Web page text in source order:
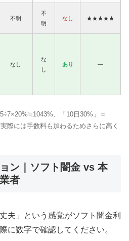
不明
不
明
なし ★★★★★
なし
な
し
あり —
、「10日30%」＝
際には手数料も加わるためさらに高く
ン｜ソフト闇金 vs 本
者
夫」という感覚がソフト闇金利
に数字で確認してください。